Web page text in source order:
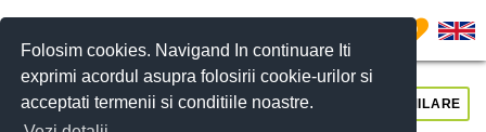
Folosim cookies. Navigand In continuare Iti
exprimi acordul asupra folosirii cookie-urilor si
acceptati termenii si conditiile noastre.
0
CERE DETALII SUNĂ-NE SIMILARE